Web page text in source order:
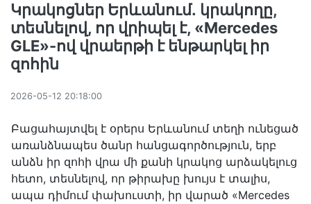
Կրակոցներ Երևանում․ կրակողը,
տեսնելով, որ վրիպել է, «Mercedes
GLE»-ով վրաերթի է ենթարկել իր
զոհին
2026-05-12 20:18:00
Բացահայտվել է օրերս Երևանում տեղի ունեցած
առանձնապես ծանր հանցագործություն, երբ
անձն իր զոհի վրա մի քանի կրակոց արձակելուց
հետո, տեսնելով, որ թիրախը խույս է տալիս,
ապա դիմում փախուստի, իր վարած «Mercedes